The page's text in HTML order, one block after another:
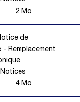
2 Mo
de
- Remplacement
Notices
4Mo